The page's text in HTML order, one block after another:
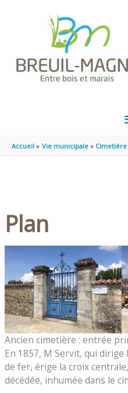
Accueil Vie municipale Cimetière
Plan
Ancien cimetière : entrée
En 1857, M Servit, qui
de fer, érige la croix
décédée, inhumée dans le